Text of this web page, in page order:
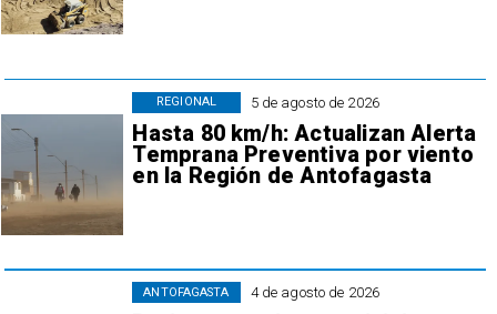
5 de agosto de 2026
Hasta 80 km/h: Actualizan Alerta
Temprana Preventiva por viento
en la Región de Antofagasta
REGIONAL
4 de agosto de 2026
ANTOFAGASTA